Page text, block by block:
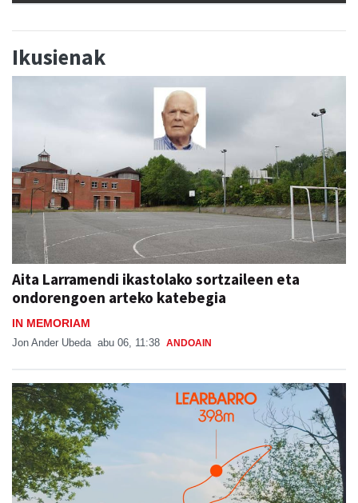
Ikusienak
Aita Larramendi ikastolako sortzaileen eta
ondorengoen arteko katebegia
IN MEMORIAM
Jon Ander Ubeda abu 06, 11:38 ANDOAIN